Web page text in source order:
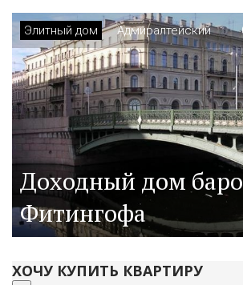
Элитный дом Адмиралтейский
Доходный дом
Фитингофа
ХОЧУ КУПИТЬ КВАРТИРУ